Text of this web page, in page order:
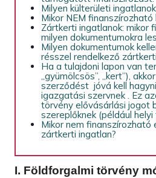
Milyen külterületi
Mikor NEM
Zártkerti ingatlanok: mikor
milyen dokumentumokra
Milyen dokumentumok
résszel rendelkező
Ha a tulajdoni lapon van
„gyümölcsös”, „kert”),
szerződést jóvá kell
igazgatási szervnek . Ez
törvény elővásárlási jogot
szereplőknek (például
Mikor nem finanszírozható
zártkerti ingatlan?
I. Földforgalmi